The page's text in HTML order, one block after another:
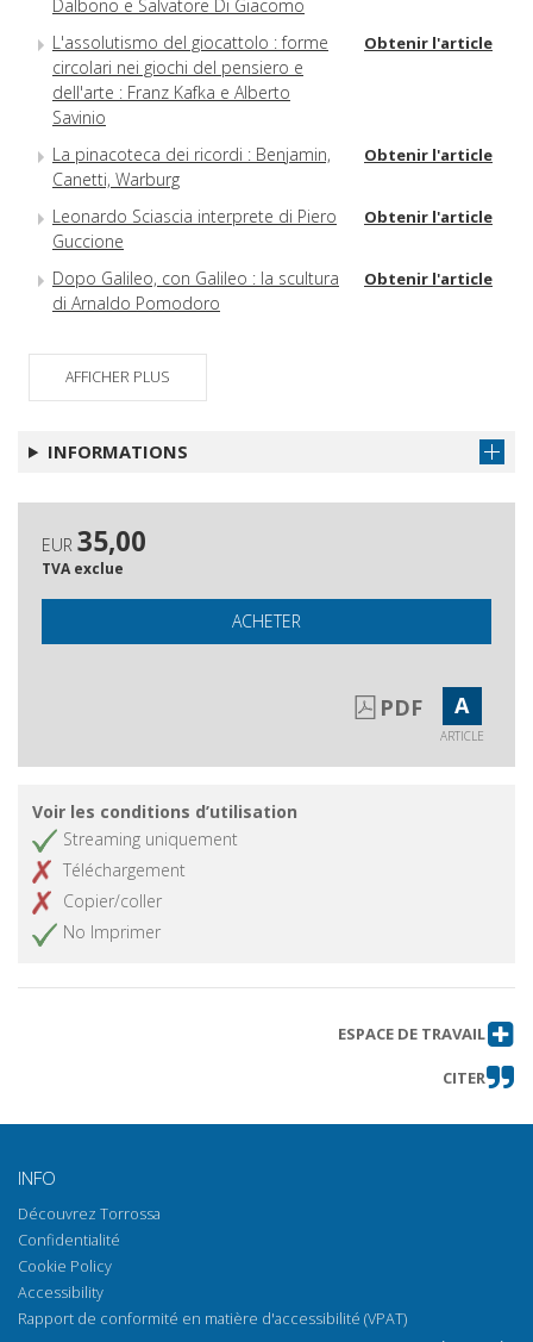
Dalbono e Salvatore Di Giacomo
L'assolutismo del giocattolo : forme
circolari nei giochi del pensiero e
dell'arte : Franz Kafka e Alberto
Savinio
Obtenir l'article
La pinacoteca dei ricordi : Benjamin,
Canetti, Warburg
Obtenir l'article
Leonardo Sciascia interprete di Piero
Guccione
Obtenir l'article
Dopo Galileo, con Galileo : la scultura
di Arnaldo Pomodoro
Obtenir l'article
AFFICHER PLUS
INFORMATIONS
EUR 35,00
TVA exclue
ACHETER
PDF A
ARTICLE
Voir les conditions d’utilisation
Streaming uniquement
Téléchargement
Copier/coller
No Imprimer
ESPACE DE TRAVAIL
CITER
INFO
Découvrez Torrossa
Confidentialité
Cookie Policy
Accessibility
Rapport de conformité en matière d'accessibilité (VPAT)